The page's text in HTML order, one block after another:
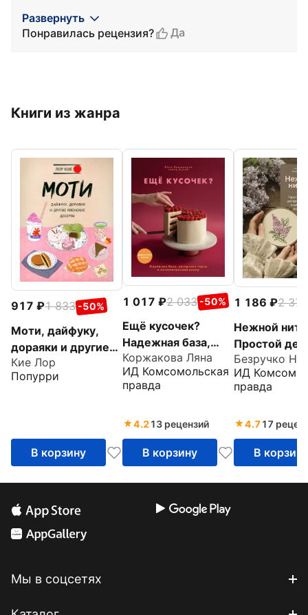
Развернуть
Понравилась рецензия?
Да
Книги из жанра
917 1 833 -50%
Моти, дайфуку,
дораяки и другие
японские десерты
Кие Лор
Попурри
В корзину
1 017 2 033 -50%
Ещё кусочек?
Надежная база,
авторские торты и
восхитительный
декор
Коржакова Ляна
ИД Комсомольская
правда
4.213 рецензий
В корзину
1 186
2 372
Нежной
Простой
уютная
домашняя
Безручко
ИД
правда
4.717
В корзину
Мы в соцсетях